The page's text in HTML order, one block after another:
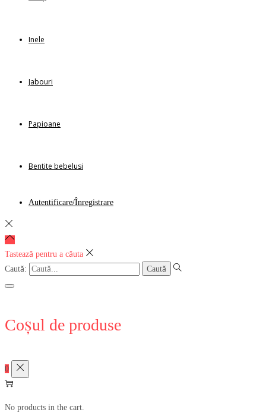
Inele
Jabouri
Papioane
Bentite bebelusi
Autentificare/Înregistrare
Tastează pentru a căuta
Caută:
Coșul de produse
0
No products in the cart.